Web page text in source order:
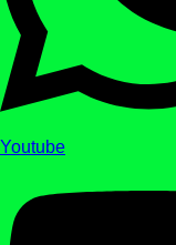
Youtube